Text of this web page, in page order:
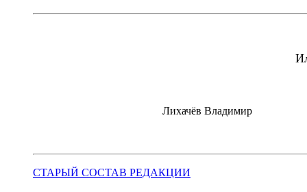
Лихачёв Владимир
СТАРЫЙ СОСТАВ РЕДАКЦИИ